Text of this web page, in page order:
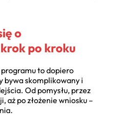
o
po kroku
to dopiero
bywa skomplikowany i
Od pomysłu, przez
po złożenie wniosku –